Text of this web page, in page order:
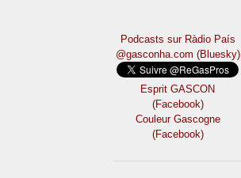
Podcasts sur Ràdio País
@gasconha.com (Bluesky)
Esprit GASCON
(Facebook)
Couleur Gascogne
(Facebook)